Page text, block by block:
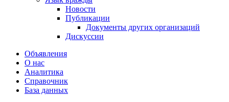
Новости
Публикации
Документы других организаций
Дискуссии
Объявления
О нас
Аналитика
Справочник
База данных